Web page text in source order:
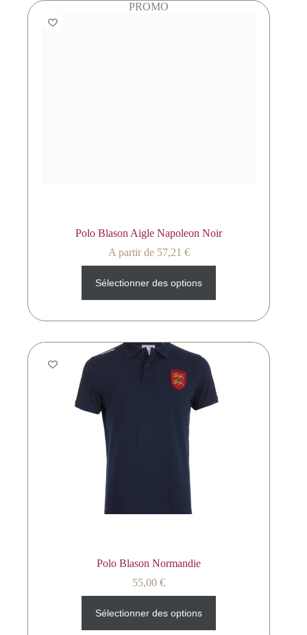
PROMO
Polo Blason Aigle Napoleon Noir
A partir de 57,21 €
Sélectionner des options
Polo Blason Normandie
55,00€
Sélectionner des options